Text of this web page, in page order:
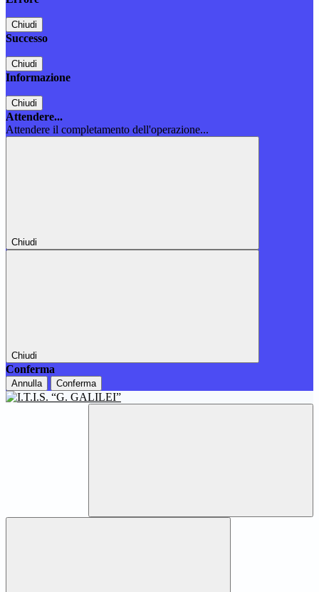
Chiudi
Successo
Chiudi
Informazione
Chiudi
Attendere...
Attendere il completamento dell'operazione...
Chiudi
Chiudi
Conferma
Annulla Conferma